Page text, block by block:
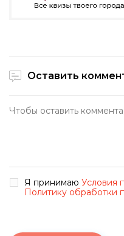
Оставить
Я принимаю Условия
Политику обработки